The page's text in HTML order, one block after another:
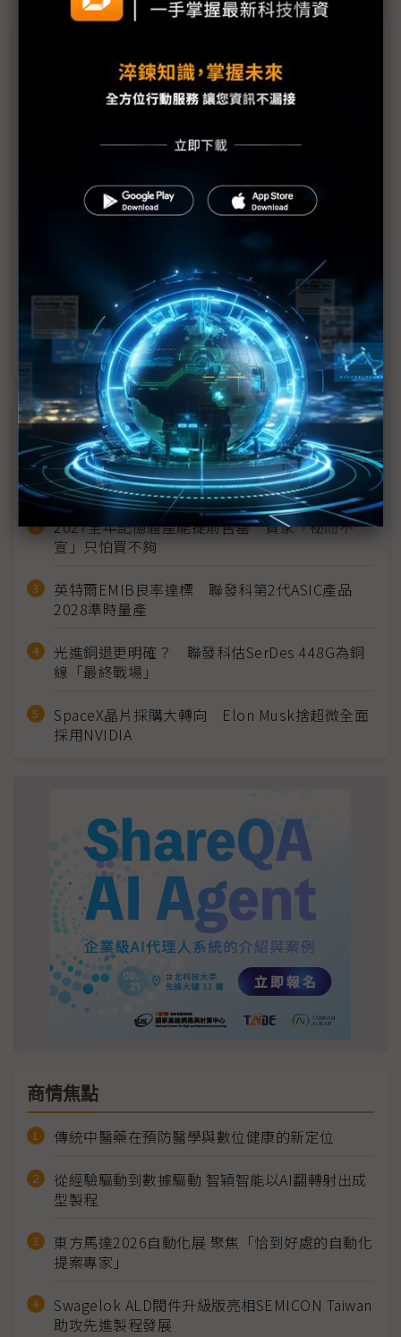
微軟提開放AI代理網路 三大業者同框、AI PC還有戲
MCP是關鍵
合作關係變調？ 微軟CTO：與OpenAI關係仍緊密
微軟資料分析平台Fabric採用率提升 小型軟體公司
壓力增
微軟宣布上架Grok 推新AI代理編碼工具
近７天熱門報導
MLCC訂單過熱、出貨比創高 村田示警全球AI基
建熱潮將趨緩
2027全年記憶體產能提前售罄 買家「祕而不
宣」只怕買不夠
英特爾EMIB良率達標 聯發科第2代ASIC產品
2028準時量產
光進銅退更明確？ 聯發科估SerDes 448G為銅
線「最終戰場」
SpaceX晶片採購大轉向 Elon Musk捨超微全面
採用NVIDIA
商情焦點
傳統中醫藥在預防醫學與數位健康的新定位
從經驗驅動到數據驅動 智穎智能以AI翻轉射出成
型製程
東方馬達2026自動化展 聚焦「恰到好處的自動化
提案專家」
Swagelok ALD閥件升級版亮相SEMICON Taiwan
助攻先進製程發展